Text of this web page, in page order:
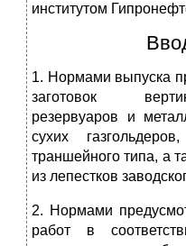
институтом
1. Нормами выпуска
заготовок
резервуаров и
сухих
траншейного типа, а
из лепестков
2. Нормами
работ в